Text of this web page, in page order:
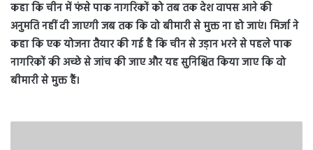
कहा कि चीन में फंसे पाक नागरिकों को तब तक देश वापस आने की
अनुमति नहीं दी जाएगी जब तक कि वो बीमारी से मुक्त ना हो जाएं। मिर्जा ने
कहा कि एक योजना तैयार की गई है कि चीन से उड़ान भरने से पहले पाक
नागरिकों की अच्छे से जांच की जाए और यह सुनिश्चित किया जाए कि वो
बीमारी से मुक्त हैं।